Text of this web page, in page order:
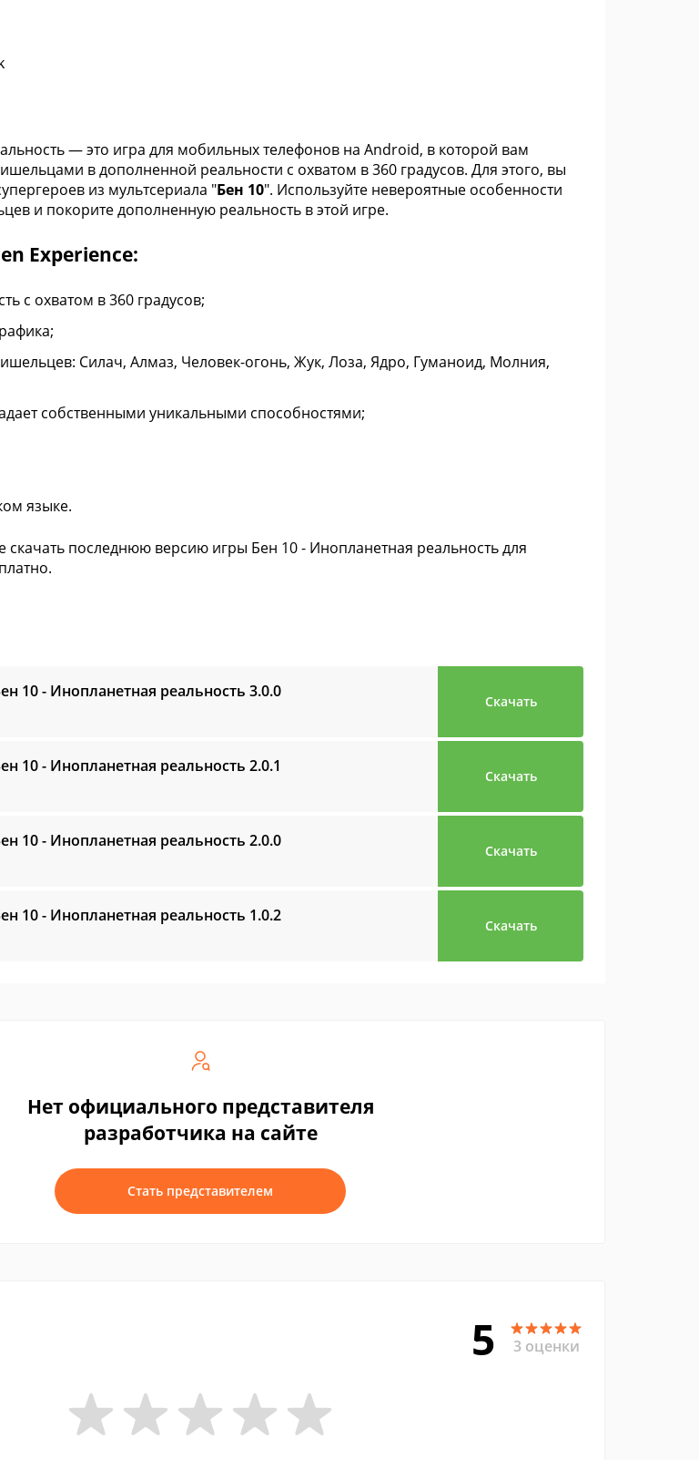
— это игра для мобильных телефонов на Android, в которой вам
в дополненной реальности с охватом в 360 градусов. Для этого, вы
из мультсериала "Бен 10". Используйте невероятные особенности
и покорите дополненную реальность в этой игре.
Experience:
с охватом в 360 градусов;
Силач, Алмаз, Человек-огонь, Жук, Лоза, Ядро, Гуманоид, Молния,
собственными уникальными способностями;
языке.
скачать последнюю версию игры Бен 10 - Инопланетная реальность для
10 - Инопланетная реальность 3.0.0
Скачать
10 - Инопланетная реальность 2.0.1
Скачать
10 - Инопланетная реальность 2.0.0
Скачать
10 - Инопланетная реальность 1.0.2
Скачать
Нет официального представителя
разработчика на сайте
Стать представителем
5 3 оценки